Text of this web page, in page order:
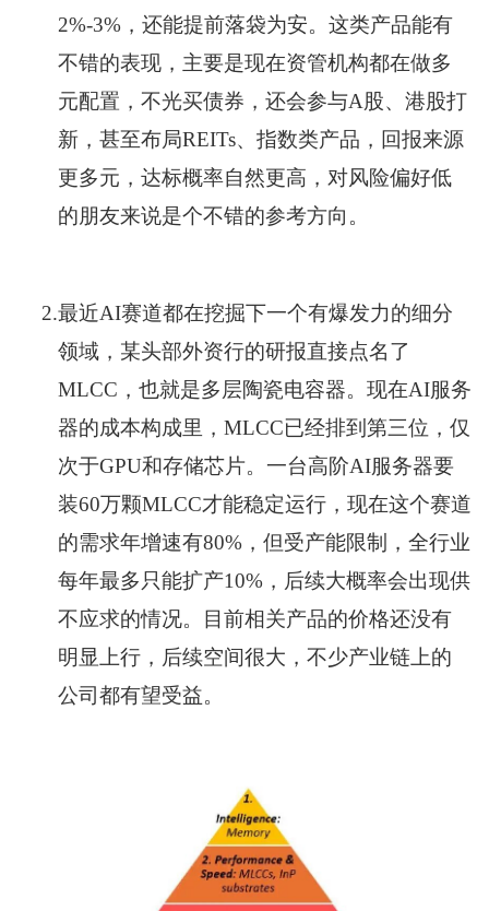
2%-3%，还能提前落袋为安。这类产品能有
不错的表现，主要是现在资管机构都在做多
元配置，不光买债券，还会参与A股、港股打
新，甚至布局REITs、指数类产品，回报来源
更多元，达标概率自然更高，对风险偏好低
的朋友来说是个不错的参考方向。
2.最近AI赛道都在挖掘下一个有爆发力的细分
领域，某头部外资行的研报直接点名了
MLCC，也就是多层陶瓷电容器。现在AI服务
器的成本构成里，MLCC已经排到第三位，仅
次于GPU和存储芯片。一台高阶AI服务器要
装60万颗MLCC才能稳定运行，现在这个赛道
的需求年增速有80%，但受产能限制，全行业
每年最多只能扩产10%，后续大概率会出现供
不应求的情况。目前相关产品的价格还没有
明显上行，后续空间很大，不少产业链上的
公司都有望受益。